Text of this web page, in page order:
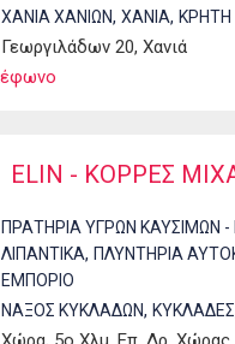
ΧΑΝΙΑ ΧΑΝΙΩΝ, ΧΑΝΙΑ, ΚΡΗΤΗ
Γεωργιλάδων 20, Χανιά
ELIN - ΚΟΡΡΕΣ
ΠΡΑΤΗΡΙΑ ΥΓΡΩΝ ΚΑΥΣΙΜΩΝ -
ΛΙΠΑΝΤΙΚΑ, ΠΛΥΝΤΗΡΙΑ
ΕΜΠΟΡΙΟ
ΝΑΞΟΣ ΚΥΚΛΑΔΩΝ, ΚΥΚΛΑΔΕΣ